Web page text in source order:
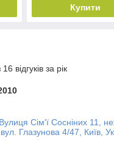
Купити
відгуків за рік
Сім'ї Сосніних 11,
Глазунова 4/47, Київ,